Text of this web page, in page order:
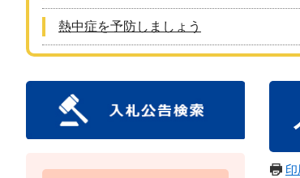
熱中症を予防しましょう